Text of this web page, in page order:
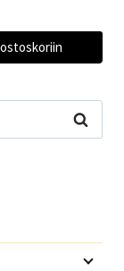
Haku